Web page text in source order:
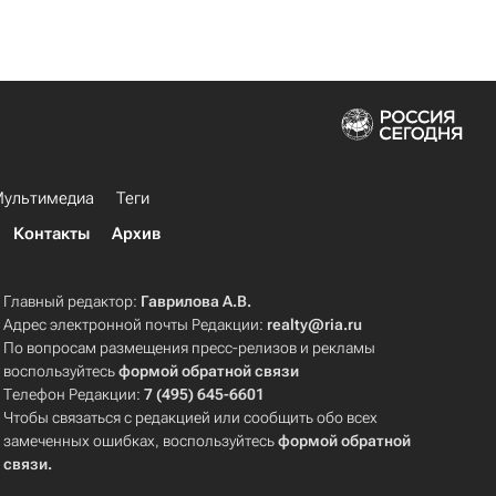
Теги
Контакты
Архив
Главный редактор: Гаврилова А.В.
Адрес электронной почты Редакции: realty@ria.ru
По вопросам размещения пресс-релизов и рекламы
воспользуйтесьформой обратной связи
Телефон Редакции:7 (495) 645-6601
Чтобы связаться с редакцией или сообщить обо всех
замеченных ошибках, воспользуйтесьформой обратной
связи.